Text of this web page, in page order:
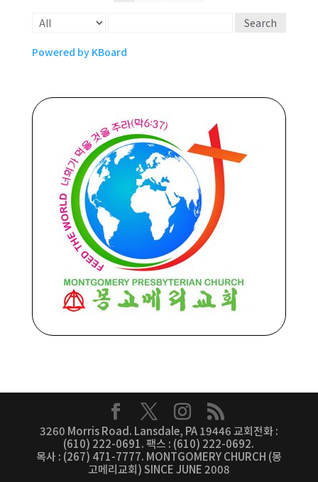
Search
Powered by KBoard
3260 Morris Road. Lansdale, PA 19446 교회전화 :
(610) 222-0691. 팩스 : (610) 222-0692.
목사 : (267) 471-7777. MONTGOMERY CHURCH (몽
고메리교회) SINCE JUNE 2008